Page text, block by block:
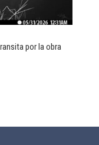
por la obra